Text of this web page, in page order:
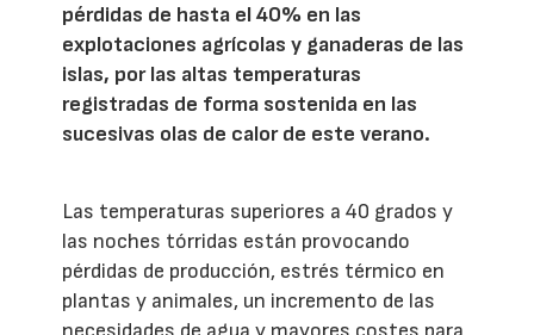
pérdidas de hasta el 40% en las
explotaciones agrícolas y ganaderas de las
islas, por las altas temperaturas
registradas de forma sostenida en las
sucesivas olas de calor de este verano.
Las temperaturas superiores a 40 grados y
las noches tórridas están provocando
pérdidas de producción, estrés térmico en
plantas y animales, un incremento de las